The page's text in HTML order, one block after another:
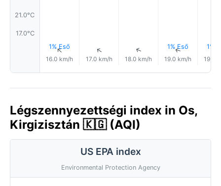
21.0°C
17.0°C
1% Eső
↑
16.0 km/h
↑
17.0 km/h
↑
18.0 km/h
1% Eső
↑
19.0 km/h
1%
19.0
Légszennyezettségi index in Os,
Kirgizisztán 🇰🇬 (AQI)
US EPA index
Environmental Protection Agency